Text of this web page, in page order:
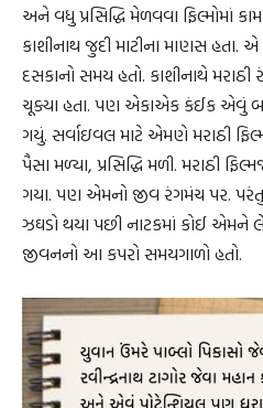
અને વધુ પ્રસિદ્ધિ મેળવવા ફિલ્મોમાં
કાશીનાથ જુદી માટીના માણસ હતા.
દસકાનો સમય હતો. કાશીનાથે
ચૂક્યા હતા. પણ એકાએક કંઈક એવું
ગયું. સર્વાઇવલ માટે એમણે મરાઠી
પૈસા મળ્યા, પ્રસિદ્ધિ મળી. મરાઠી
ગયા. પણ એમનો જીવ રંગમંચ પર.
ઝઘડો થયા પછી નાટકમાં કોઈ એમને
જીવનનો આ કપરો સમયગાળો હતો.